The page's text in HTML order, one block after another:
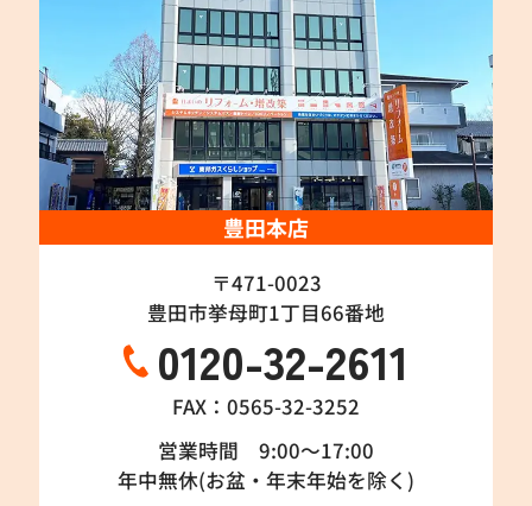
豊田本店
〒471-0023
豊田市挙母町1丁目66番地
0120-32-2611
FAX：0565-32-3252
営業時間 9:00～17:00
年中無休(お盆・年末年始を除く)